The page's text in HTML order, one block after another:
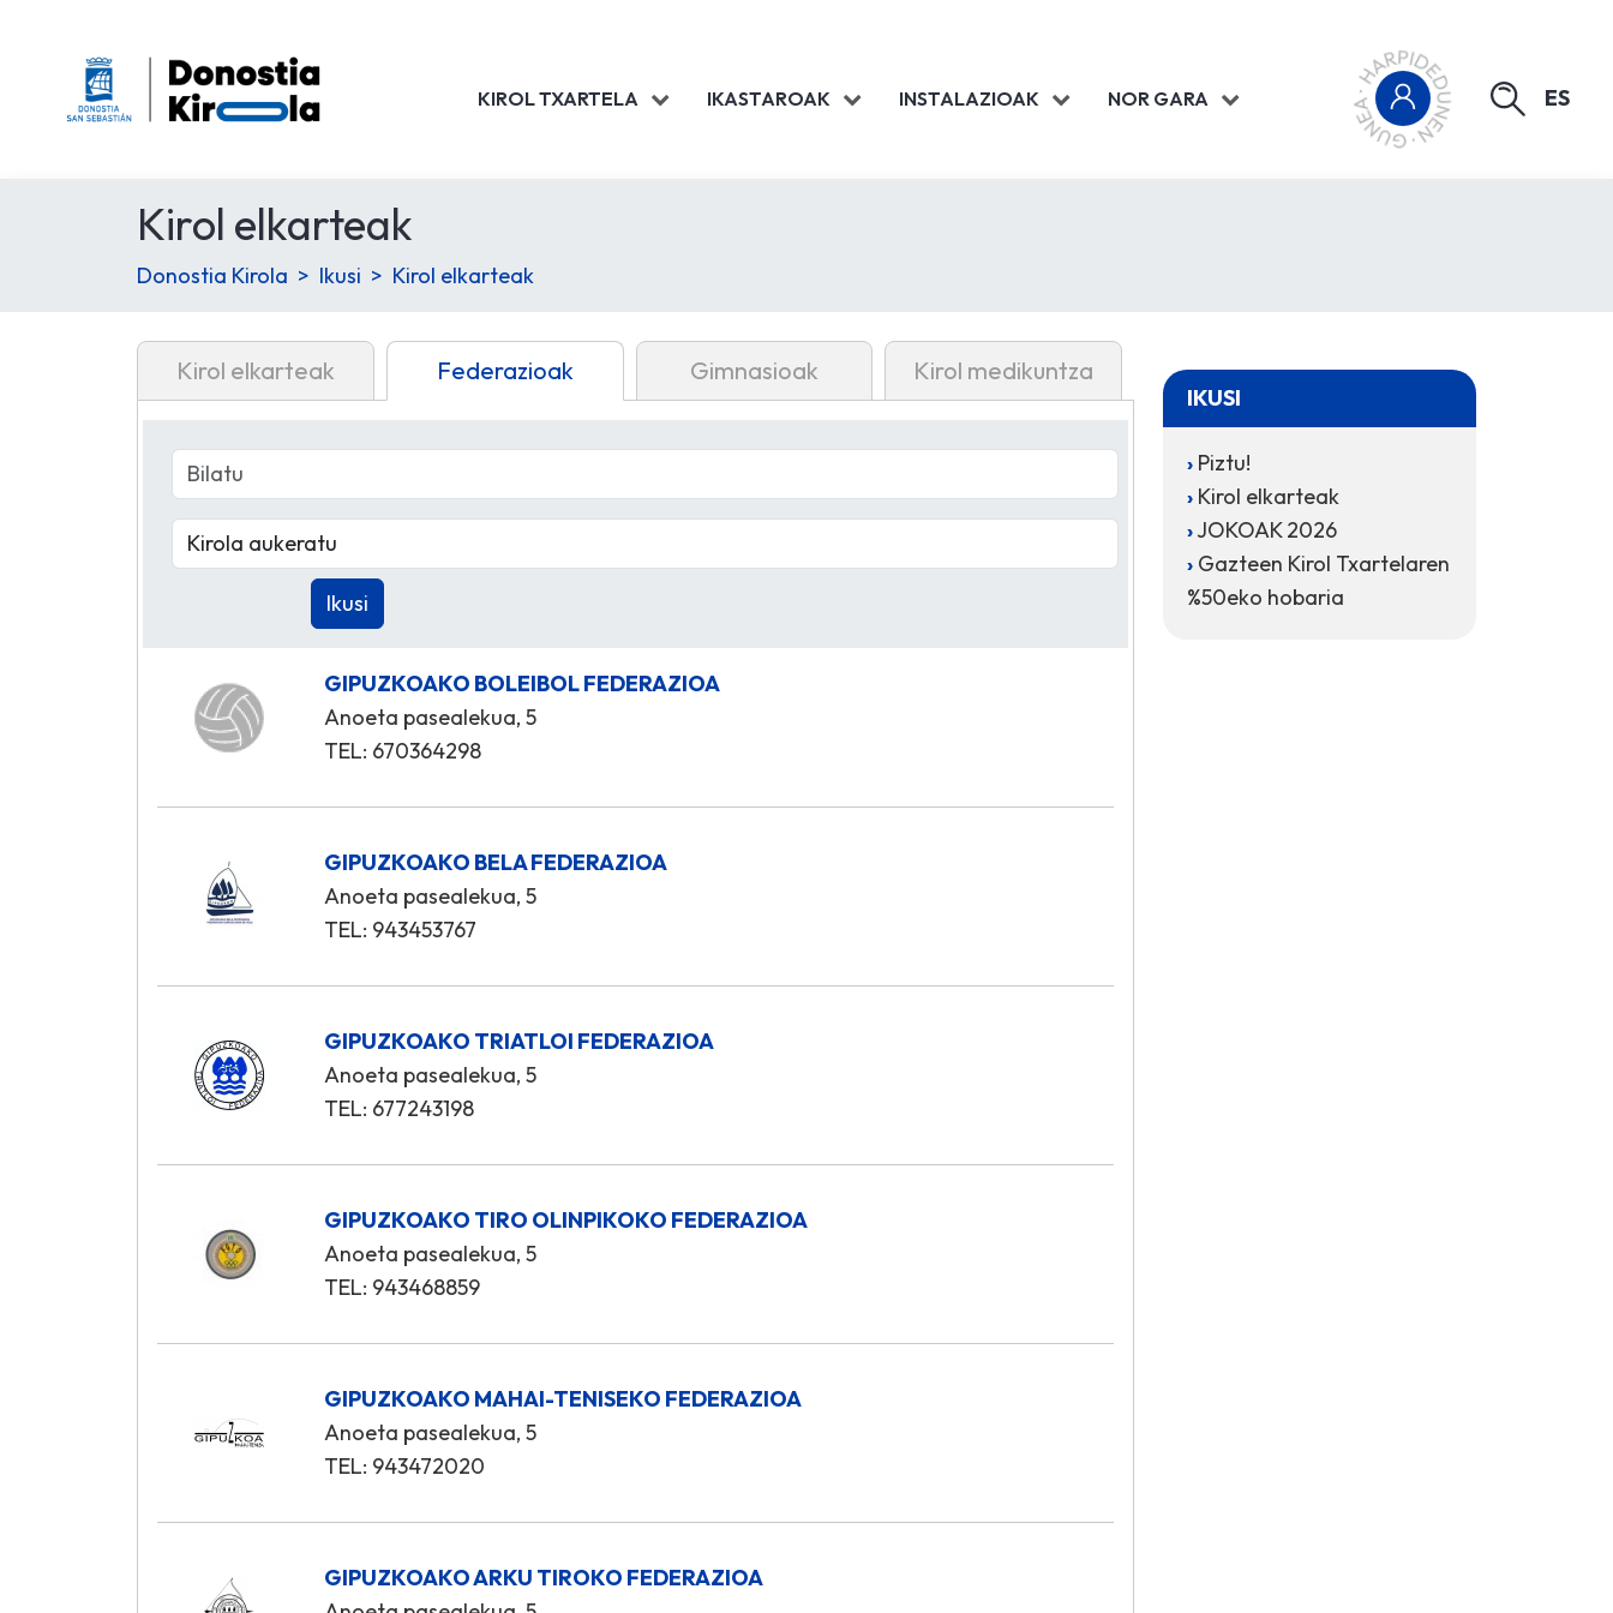
KIROL TXARTELA IKASTAROAK INSTALAZIOAK NOR GARA ES
Kirol elkarteak
Donostia Kirola Ikusi Kirol elkarteak
Kirol elkarteak Federazioak Gimnasioak Kirol medikuntza
GIPUZKOAKO BOLEIBOL FEDERAZIOA
Anoeta pasealekua, 5
TEL: 670364298
GIPUZKOAKO BELA FEDERAZIOA
Anoeta pasealekua, 5
TEL: 943453767
GIPUZKOAKO TRIATLOI FEDERAZIOA
Anoeta pasealekua, 5
TEL: 677243198
GIPUZKOAKO TIRO OLINPIKOKO FEDERAZIOA
Anoeta pasealekua, 5
TEL: 943468859
GIPUZKOAKO MAHAI-TENISEKO FEDERAZIOA
Anoeta pasealekua, 5
TEL: 943472020
GIPUZKOAKO ARKU TIROKO FEDERAZIOA
IKUSI
Piztu!
Kirol elkarteak
JOKOAK 2026
Gazteen Kirol Txartelaren
%50eko hobaria